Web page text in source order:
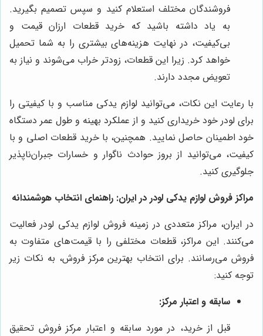
فروشندگان مختلف استعلام کنید و سپس تصمیم بگیرید.
به یاد داشته باشید که خرید قطعات ارزان قیمت و
بی‌کیفیت، در نهایت هزینه‌های بیشتری را به شما تحمیل
خواهد کرد. زیرا این قطعات، زودتر خراب می‌شوند و نیاز به
تعویض مجدد دارند.
با رعایت این نکات، می‌توانید لوازم یدکی مناسب و با کیفیتی را
برای لودر خود خریداری کنید و از عملکرد بهینه و طول عمر دستگاه
خود اطمینان حاصل نمایید. همچنین، با خرید قطعات اصلی و با
کیفیت، می‌توانید از بروز حوادث ناگوار و خسارات جبران‌ناپذیر
جلوگیری کنید.
مراکز فروش لوازم یدکی لودر در ایران: راهنمای انتخاب هوشمندانه
در ایران، مراکز متعددی در زمینه فروش لوازم یدکی لودر فعالیت
می‌کنند. این مراکز، قطعات مختلفی را با قیمت‌های متفاوت به
فروش می‌رسانند. برای انتخاب بهترین مرکز فروش، به نکات زیر
توجه کنید:
سابقه و اعتبار مرکز:
قبل از خرید، در مورد سابقه و اعتبار مرکز فروش تحقیق